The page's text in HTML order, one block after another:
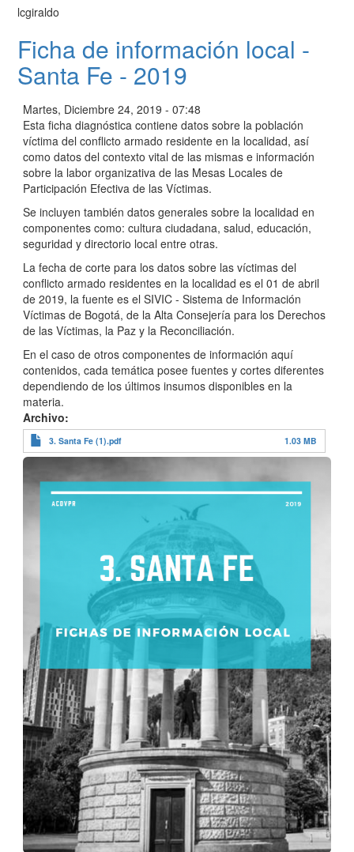
lcgiraldo
Ficha de información local -
Santa Fe - 2019
Martes, Diciembre 24, 2019 - 07:48
Esta ficha diagnóstica contiene datos sobre la población
víctima del conflicto armado residente en la localidad, así
como datos del contexto vital de las mismas e información
sobre la labor organizativa de las Mesas Locales de
Participación Efectiva de las Víctimas.
Se incluyen también datos generales sobre la localidad en
componentes como: cultura ciudadana, salud, educación,
seguridad y directorio local entre otras.
La fecha de corte para los datos sobre las víctimas del
conflicto armado residentes en la localidad es el 01 de abril
de 2019, la fuente es el SIVIC - Sistema de Información
Víctimas de Bogotá, de la Alta Consejería para los Derechos
de las Víctimas, la Paz y la Reconciliación.
En el caso de otros componentes de información aquí
contenidos, cada temática posee fuentes y cortes diferentes
dependiendo de los últimos insumos disponibles en la
materia.
Archivo
3. Santa Fe (1).pdf 1.03 MB